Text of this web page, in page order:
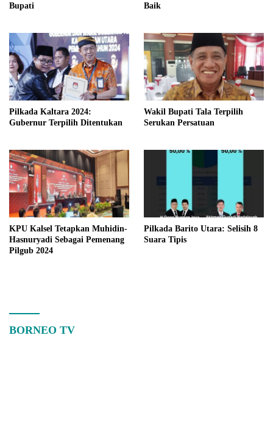
Bupati
Baik
Pilkada Kaltara 2024:
Gubernur Terpilih Ditentukan
Wakil Bupati Tala Terpilih
Serukan Persatuan
KPU Kalsel Tetapkan Muhidin-
Hasnuryadi Sebagai Pemenang
Pilgub 2024
Pilkada Barito Utara: Selisih 8
Suara Tipis
BORNEO TV